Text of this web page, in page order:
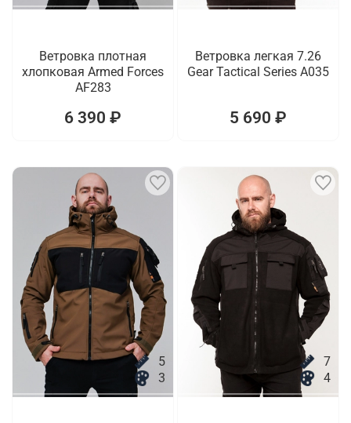
Ветровка плотная
хлопковая Armed Forces
AF283
6 390 ₽
Ветровка легкая 7.26
Gear Tactical Series A035
5 690 ₽
5
3
7
4